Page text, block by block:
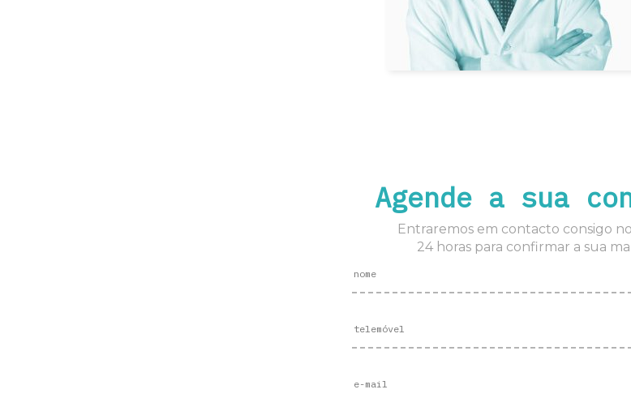
Agende a sua
Entraremos em contacto consigo
24 horas para confirmar a sua